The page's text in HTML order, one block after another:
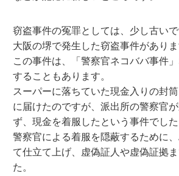
窃盗事件の冤罪としては、少し古い
大阪の堺で発生した窃盗事件がありま
この事件は、「警察官ネコババ事件
することもあります。
スーパーに落ちていた現金入りの封
に届けたのですが、派出所の警察官
ず、現金を着服したという事件でした
警察官による着服を隠蔽するために
て仕立て上げ、虚偽証人や虚偽証拠
た。